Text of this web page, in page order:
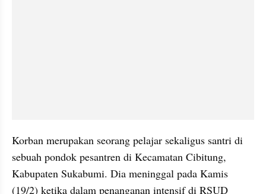
Korban merupakan seorang pelajar sekaligus santri di
sebuah pondok pesantren di Kecamatan Cibitung,
Kabupaten Sukabumi. Dia meninggal pada Kamis
(19/2) ketika dalam penanganan intensif di RSUD